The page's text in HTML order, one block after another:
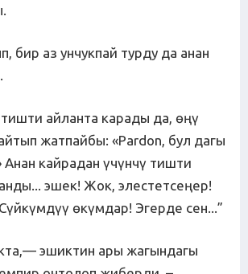
бир аз унчукпай турду да анан
айланта карады да, өңү
жатпайбы: «Pardon, бул дагы
Анан кайрадан үчүнчү тишти
эшек! Жок, элестетсеңер!
өкүмдар! Эгерде сен...”
эшиктин ары жагындагы